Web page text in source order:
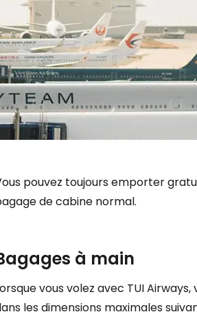
pouvez toujours emporter
de cabine normal.
à main
vous volez avec TUI
les dimensions maximales